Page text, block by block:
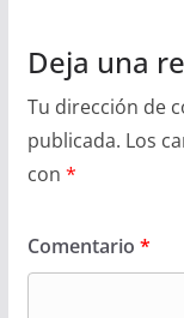
Deja una
Tu dirección de
publicada. Los
con *
Comentario *